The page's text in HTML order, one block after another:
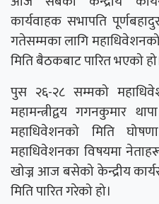
कार्यवाहक सभापति
गतेसम्मका लागि महाधिवेशनको
मिति बैठकबाट पारित भएको
पुस २६-२८ सम्मको
महामन्त्रीद्वय गगनकुमार
महाधिवेशनको मिति
महाधिवेशनका विषयमा
खोज्न आज बसेको केन्द्रीय
मिति पारित गरेको हो।